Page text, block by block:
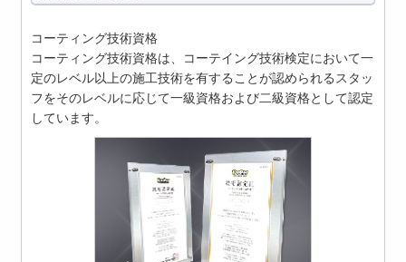
コーティング技術資格
コーティング技術資格は、コーテイング技術検定において一
定のレベル以上の施工技術を有することが認められるスタッ
フをそのレベルに応じて一級資格および二級資格として認定
しています。